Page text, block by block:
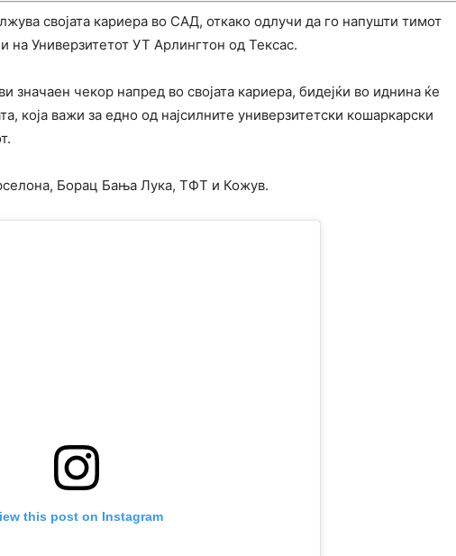
својата кариера во САД, откако одлучи да го напушти тимот
на Универзитетот УТ Арлингтон од Тексас.
значаен чекор напред во својата кариера, бидејќи во иднина ќе
која важи за едно од најсилните универзитетски кошаркарски
Борац Бања Лука, ТФТ и Кожув.
this post on Instagram